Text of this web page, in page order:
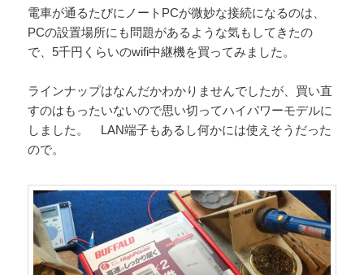
電車が通るたびにノートPCが微妙な接続になるのは、
PCの設置場所にも問題があるような気もしてきたの
で、5千円くらいのwifi中継機を買ってみました。
ラインナップはなんだかわかりませんでしたが、買い直
すのはもったいないので思い切ってハイパワーモデルに
しました。 LAN端子もあるし何かには使えそうだった
ので。